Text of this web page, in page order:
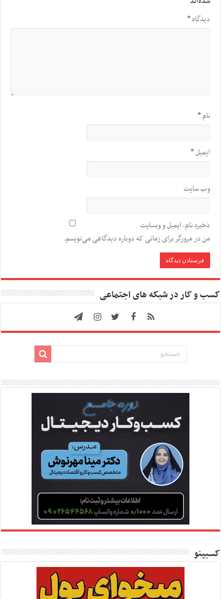
دیدگاه*
نام*
ایمیل*
وب‌ سایت
ذخیره نام، ایمیل و وبسایت
من در مرورگر برای زمانی که دوباره دیدگاهی می‌نویسم.
کسب و کار در شبکه های اجتماعی
کسبینو